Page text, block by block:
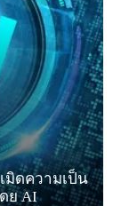
มิดความเป็น
ย AI